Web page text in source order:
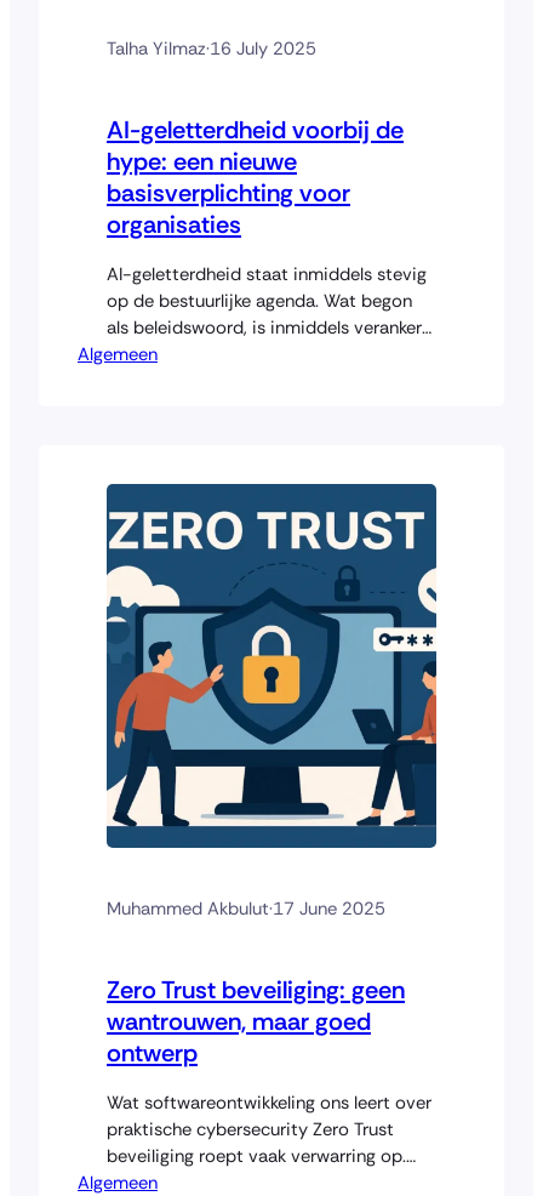
Talha Yilmaz·16 July 2025
AI-geletterdheid voorbij de
hype: een nieuwe
basisverplichting voor
organisaties
AI-geletterdheid staat inmiddels stevig
op de bestuurlijke agenda. Wat begon
als beleidswoord, is inmiddels verankerd
in regelgeving en toezicht. Toch blijft de
waarom is het nodig? AI-geletterdheid
verwijst…
Algemeen
Muhammed Akbulut·17 June 2025
Zero Trust beveiliging: geen
wantrouwen, maar goed
ontwerp
Wat softwareontwikkeling ons leert over
praktische cybersecurity Zero Trust
beveiliging roept vaak verwarring op.
Veel bedrijven denken dat het betekent
Algemeen